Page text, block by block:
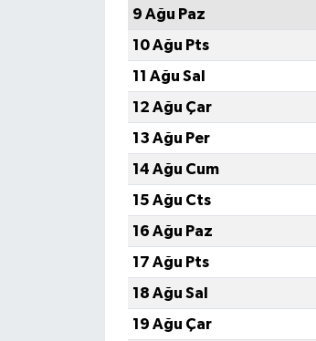
9 Ağu Paz
10 Ağu Pts
11 Ağu Sal
12 Ağu Çar
13 Ağu Per
14 Ağu Cum
15 Ağu Cts
16 Ağu Paz
17 Ağu Pts
18 Ağu Sal
19 Ağu Çar